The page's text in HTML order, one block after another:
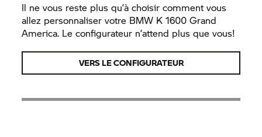
Il ne vous reste plus qu’à choisir comment vous
allez personnaliser votre BMW K 1600 Grand
America. Le configurateur n’attend plus que vous!
VERS LE CONFIGURATEUR